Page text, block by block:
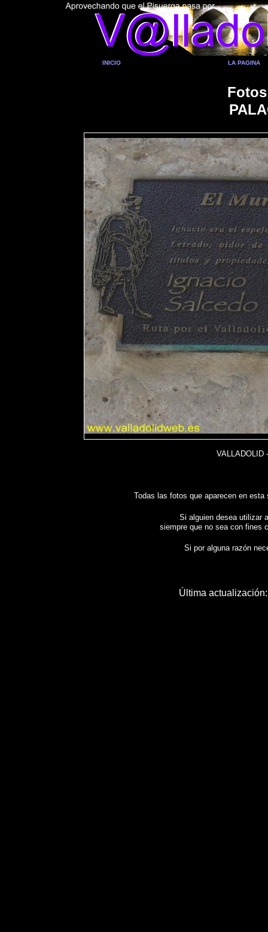
INICIO LA PAGINA
VALLADOLID
Todas las fotos que aparecen en esta
Si alguien desea utilizar
siempre que no sea con fines
Si por alguna razón
Última